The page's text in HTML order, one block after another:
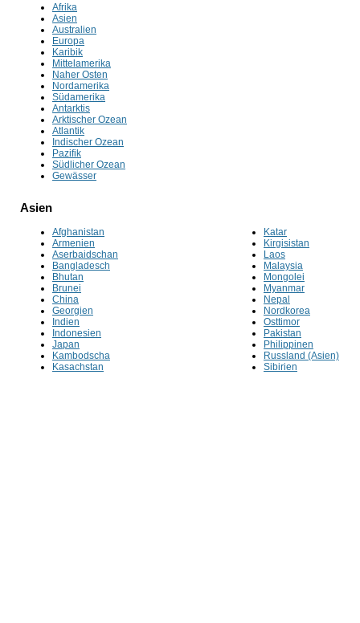
Afrika
Asien
Australien
Europa
Karibik
Mittelamerika
Naher Osten
Nordamerika
Südamerika
Antarktis
Arktischer Ozean
Atlantik
Indischer Ozean
Pazifik
Südlicher Ozean
Gewässer
Asien
Afghanistan
Armenien
Aserbaidschan
Bangladesch
Bhutan
Brunei
China
Georgien
Indien
Indonesien
Japan
Kambodscha
Kasachstan
Katar
Kirgisistan
Laos
Malaysia
Mongolei
Myanmar
Nepal
Nordkorea
Osttimor
Pakistan
Philippinen
Russland (Asien)
Sibirien